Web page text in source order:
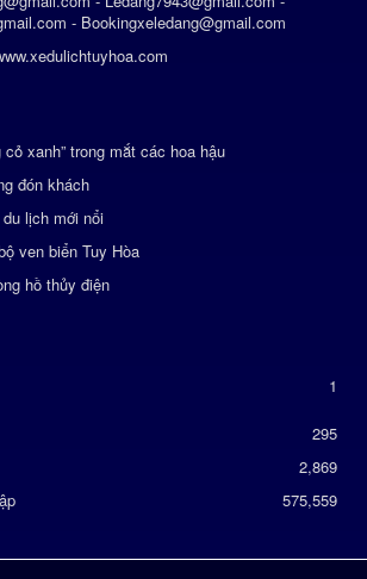
- Bookingxeledang@gmail.com
xanh” trong mắt các hoa hậu
đón khách
lịch mới nổi
ven biển Tuy Hòa
hồ thủy điện
1
295
2,869
575,559